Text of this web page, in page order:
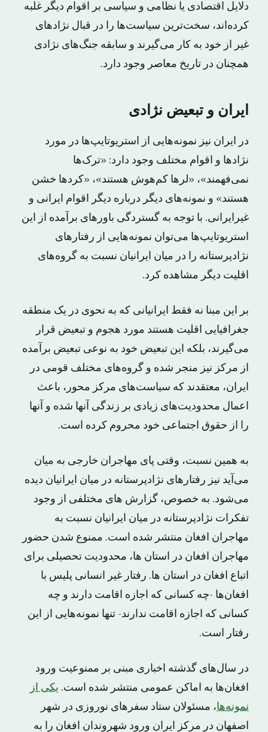
دلایل اقتصادی یا نظامی و سیاسی بر اقوام دیگر غلبه
کرده‌اند، سخت‌ترین سیاست‌ها را در قبال نژادهای
غیر از خود به کار می‌گیرند و سابقه جنگ‌های نژادی
همچنان در تاریخ معاصر وجود دارد.
ایران و تبعیض نژادی
در ایران نیز نمونه‌هایی از استریوتایپ‌ها در مورد
نژادها و اقوام مختلف وجود دارد: «ترک‌ها
نمی‌فهمند»، «لرها کم‌هوش هستند»، «کردها خشن
هستند» و نمونه‌های دیگر درباره دیگر اقوام ایرانی و
غیرایرانی. با توجه به گستردگی باورهای برآمده از این
استریوتایپ‌ها می‌توان نمونه‌هایی از رفتارهای
نژادپرستانه را در میان ایرانیان نسبت به گروه‌های
اقلیت دیگر مشاهده کرد.
بر این مبنا نه فقط ایرانیانی که به نحوی در یک منطقه
جغرافیایی اقلیت هستند مورد هجوم و تبعیض قرار
می‌گیرند، بلکه این تبعیض خود به نوعی تبعیض برآمده
از مرکز نیز منجر شده و گروه‌های مختلف قومی در
ایران، معتقدند که سیاست‌های مرکز محور، باعث
اعمال محدودیت‌های زیادی بر زندگی آنها شده و آنها
را از حقوق اجتماعی خود محروم کرده است.
به همین نسبت، وقتی پای مهاجران خارجی به میان
می‌آید نیز رفتارهای نژادپرستانه در میان ایرانیان دیده
می‌شود. به خصوص، گزارش های مختلفی از وجود
تفکرات نژادپرستانه در میان ایرانیان نسبت به
مهاجران افغان منتشر شده است. ممنوع شدن حضور
مهاجران افغان در استان ها، محدودیت تحصیلی برای
اتباع افغان در استان ها. رفتار غیر انسانی پلیس با
افغان‌ها -چه کسانی که اجازه اقامت دارند و چه
کسانی که اجازه اقامت ندارند- تنها نمونه‌هایی از این
رفتار است.
در سال‌های گذشته اخباری مبنی بر ممنوعیت ورود
افغان‌ها به اماکن عمومی منتشر شده است. یکی از
نمونه‌ها، مسئولان ستاد سفرهای نوروزی در شهر
اصفهان در مرکز ایران ورود شهروندان افغان را به